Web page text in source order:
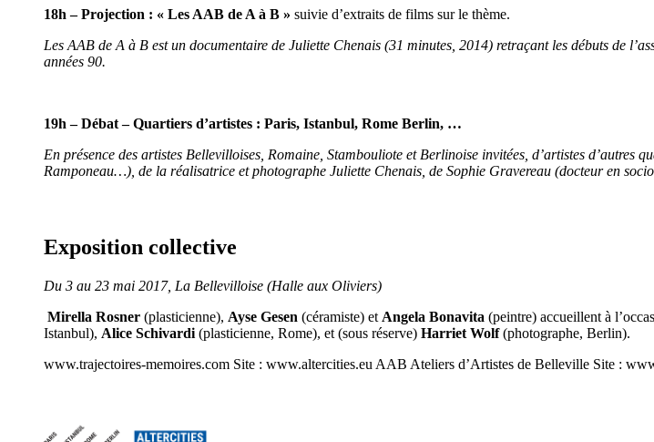
18h – Projection : « Les AAB de A à B » suivie d’extraits de films sur le thème.
Les AAB de A à B est un documentaire de Juliette Chenais (31 minutes, 2014) retraçant les débuts de
années 90.
19h – Débat – Quartiers d’artistes : Paris, Istanbul, Rome Berlin, …
En présence des artistes Bellevilloises, Romaine, Stambouliote et Berlinoise invitées, d’artistes
Ramponeau…), de la réalisatrice et photographe Juliette Chenais, de Sophie Gravereau (docteur en
Exposition collective
Du 3 au 23 mai 2017, La Bellevilloise (Halle aux Oliviers)
Mirella Rosner (plasticienne), Ayse Gesen (céramiste) et Angela Bonavita (peintre) accueillent à
Istanbul), Alice Schivardi (plasticienne, Rome), et (sous réserve) Harriet Wolf(photographe, Berlin).
www.trajectoires-memoires.com Site : www.altercities.eu AAB Ateliers d’Artistes de Belleville Site :